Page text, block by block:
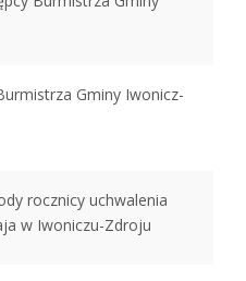
Gminy Iwonicz-
rocznicy uchwalenia
w Iwoniczu-Zdroju